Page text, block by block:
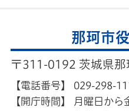
那珂市
〒311-0192 茨城県
【電話番号】
029-298-
【開庁時間】
月曜日から